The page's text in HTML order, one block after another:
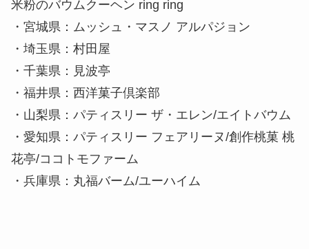
米粉のバウムクーヘン ring ring
・宮城県：ムッシュ・マスノ アルパジョン
・埼玉県：村田屋
・千葉県：見波亭
・福井県：西洋菓子倶楽部
・山梨県：パティスリー ザ・エレン/エイトバウム
・愛知県：パティスリー フェアリーヌ/創作桃菓 桃
花亭/ココトモファーム
・兵庫県：丸福バーム/ユーハイム